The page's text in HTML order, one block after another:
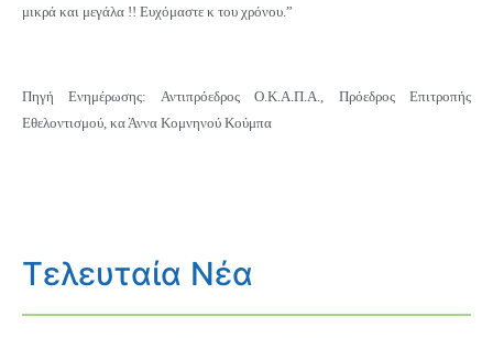
μικρά και μεγάλα !! Ευχόμαστε κ του χρόνου.”
Πηγή Ενημέρωσης: Αντιπρόεδρος Ο.Κ.Α.Π.Α., Πρόεδρος Επιτροπής
Εθελοντισμού, κα Άννα Κομνηνού Κούμπα
Τελευταία Νέα